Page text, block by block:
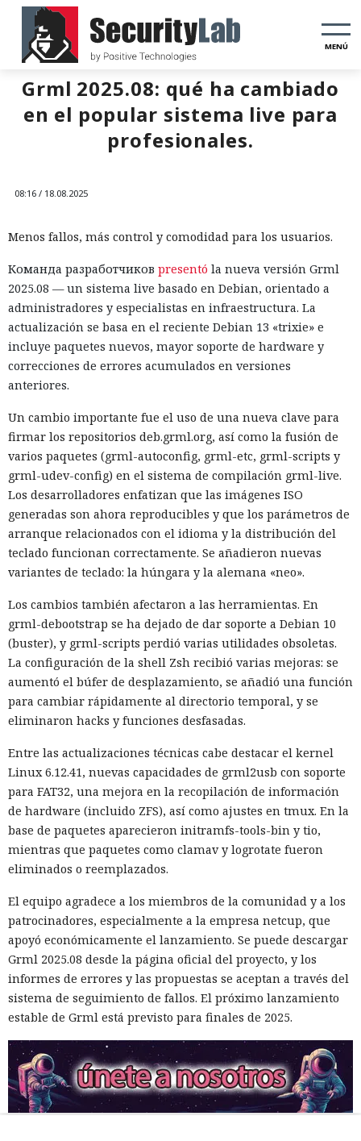
MENÚ
Grml 2025.08: qué ha cambiado
en el popular sistema live para
profesionales.
08:16 / 18.08.2025
Menos fallos, más control y comodidad para los usuarios.
Команда разработчиков presentó la nueva versión Grml
2025.08 — un sistema live basado en Debian, orientado a
administradores y especialistas en infraestructura. La
actualización se basa en el reciente Debian 13 «trixie» e
incluye paquetes nuevos, mayor soporte de hardware y
correcciones de errores acumulados en versiones
anteriores.
Un cambio importante fue el uso de una nueva clave para
firmar los repositorios deb.grml.org, así como la fusión de
varios paquetes (grml-autoconfig, grml-etc, grml-scripts y
grml-udev-config) en el sistema de compilación grml-live.
Los desarrolladores enfatizan que las imágenes ISO
generadas son ahora reproducibles y que los parámetros de
arranque relacionados con el idioma y la distribución del
teclado funcionan correctamente. Se añadieron nuevas
variantes de teclado: la húngara y la alemana «neo».
Los cambios también afectaron a las herramientas. En
grml-debootstrap se ha dejado de dar soporte a Debian 10
(buster), y grml-scripts perdió varias utilidades obsoletas.
La configuración de la shell Zsh recibió varias mejoras: se
aumentó el búfer de desplazamiento, se añadió una función
para cambiar rápidamente al directorio temporal, y se
eliminaron hacks y funciones desfasadas.
Entre las actualizaciones técnicas cabe destacar el kernel
Linux 6.12.41, nuevas capacidades de grml2usb con soporte
para FAT32, una mejora en la recopilación de información
de hardware (incluido ZFS), así como ajustes en tmux. En la
base de paquetes aparecieron initramfs-tools-bin y tio,
mientras que paquetes como clamav y logrotate fueron
eliminados o reemplazados.
El equipo agradece a los miembros de la comunidad y a los
patrocinadores, especialmente a la empresa netcup, que
apoyó económicamente el lanzamiento. Se puede descargar
Grml 2025.08 desde la página oficial del proyecto, y los
informes de errores y las propuestas se aceptan a través del
sistema de seguimiento de fallos. El próximo lanzamiento
estable de Grml está previsto para finales de 2025.